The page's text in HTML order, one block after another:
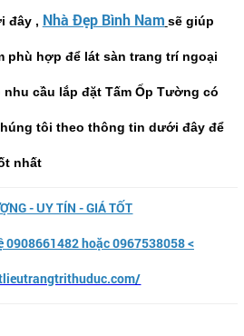
đây , Nhà Đẹp Bình Nam sẽ giúp
phù hợp để lát sàn trang trí ngoại
cầu lắp đặt Tấm Ốp Tường có
tôi theo thông tin dưới đây để
nhất
- UY TÍN - GIÁ TỐT
0908661482 hoặc 0967538058 <